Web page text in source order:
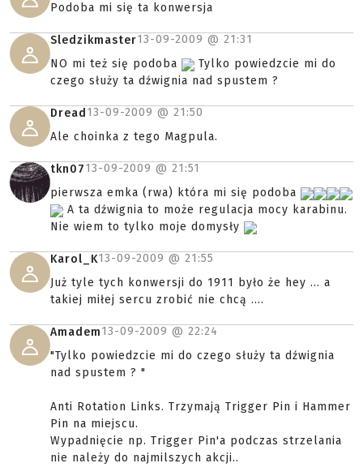
Podoba mi się ta konwersja
Sledzikmaster13-09-2009 @ 21:31
NO mi też się podoba
Tylko powiedzcie mi do
czego służy ta dźwignia nad spustem ?
Dread 13-09-2009 @ 21:50
Ale choinka z tego Magpula.
tkn0713-09-2009 @ 21:51
pierwsza emka (rwa) która mi się podoba
A ta dźwignia to może regulacja mocy karabinu.
Nie wiem to tylko moje domysły
Karol_K13-09-2009 @ 21:55
Już tyle tych konwersji do 1911 było że hey ... a
takiej miłej sercu zrobić nie chcą ....
Amadem13-09-2009 @ 22:24
"Tylko powiedzcie mi do czego służy ta dźwignia
nad spustem ? "
Anti Rotation Links. Trzymają Trigger Pin i Hammer
Pin na miejscu.
Wypadnięcie np. Trigger Pin'a podczas strzelania
nie należy do najmilszych akcji..